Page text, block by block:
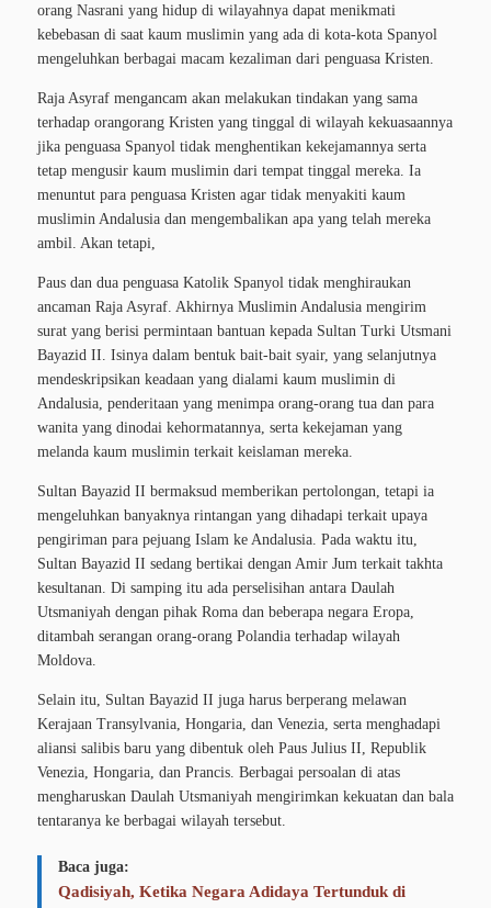
orang Nasrani yang hidup di wilayahnya dapat menikmati
kebebasan di saat kaum muslimin yang ada di kota-kota Spanyol
mengeluhkan berbagai macam kezaliman dari penguasa Kristen.
Raja Asyraf mengancam akan melakukan tindakan yang sama
terhadap orangorang Kristen yang tinggal di wilayah kekuasaannya
jika penguasa Spanyol tidak menghentikan kekejamannya serta
tetap mengusir kaum muslimin dari tempat tinggal mereka. Ia
menuntut para penguasa Kristen agar tidak menyakiti kaum
muslimin Andalusia dan mengembalikan apa yang telah mereka
ambil. Akan tetapi,
Paus dan dua penguasa Katolik Spanyol tidak menghiraukan
ancaman Raja Asyraf. Akhirnya Muslimin Andalusia mengirim
surat yang berisi permintaan bantuan kepada Sultan Turki Utsmani
Bayazid II. Isinya dalam bentuk bait-bait syair, yang selanjutnya
mendeskripsikan keadaan yang dialami kaum muslimin di
Andalusia, penderitaan yang menimpa orang-orang tua dan para
wanita yang dinodai kehormatannya, serta kekejaman yang
melanda kaum muslimin terkait keislaman mereka.
Sultan Bayazid II bermaksud memberikan pertolongan, tetapi ia
mengeluhkan banyaknya rintangan yang dihadapi terkait upaya
pengiriman para pejuang Islam ke Andalusia. Pada waktu itu,
Sultan Bayazid II sedang bertikai dengan Amir Jum terkait takhta
kesultanan. Di samping itu ada perselisihan antara Daulah
Utsmaniyah dengan pihak Roma dan beberapa negara Eropa,
ditambah serangan orang-orang Polandia terhadap wilayah
Moldova.
Selain itu, Sultan Bayazid II juga harus berperang melawan
Kerajaan Transylvania, Hongaria, dan Venezia, serta menghadapi
aliansi salibis baru yang dibentuk oleh Paus Julius II, Republik
Venezia, Hongaria, dan Prancis. Berbagai persoalan di atas
mengharuskan Daulah Utsmaniyah mengirimkan kekuatan dan bala
tentaranya ke berbagai wilayah tersebut.
Baca juga:
Qadisiyah, Ketika Negara Adidaya Tertunduk di